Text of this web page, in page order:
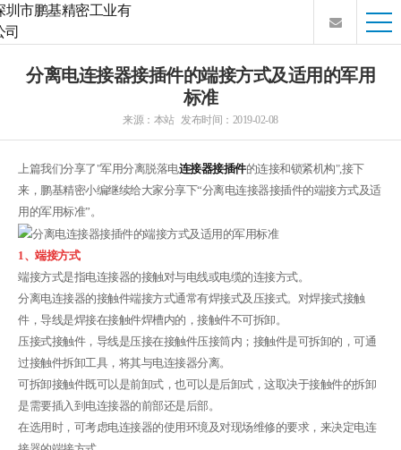
分离电连接器接插件的端接方式及适用的军用
标准
来源：本站 发布时间：2019-02-08
上篇我们分享了"军用分离脱落电连接器接插件的连接和锁紧机构",接下
来，鹏基精密小编继续给大家分享下“分离电连接器接插件的端接方式及适
用的军用标准”。
1、端接方式
端接方式是指电连接器的接触对与电线或电缆的连接方式。
分离电连接器的接触件端接方式通常有焊接式及压接式。对焊接式接触
件，导线是焊接在接触件焊槽内的，接触件不可拆卸。
压接式接触件，导线是压接在接触件压接筒内；接触件是可拆卸的，可通
过接触件拆卸工具，将其与电连接器分离。
可拆卸接触件既可以是前卸式，也可以是后卸式，这取决于接触件的拆卸
是需要插入到电连接器的前部还是后部。
在选用时，可考虑电连接器的使用环境及对现场维修的要求，来决定电连